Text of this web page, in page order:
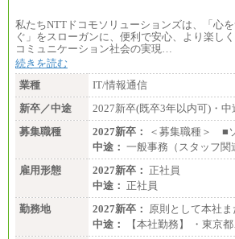
私たちNTTドコモソリューションズは、「心
ぐ」をスローガンに、便利で安心、より楽し
コミュニケーション社会の実現…
続きを読む
業種
IT/情報通信
新卒／中途
2027新卒(既卒3年以内可)・中
募集職種
2027新卒：
＜募集職種＞ ■
中途： 一般事務（スタッフ
雇用形態
2027新卒： 正社員
中途： 正社員
勤務地
2027新卒： 原則として本社
中途：
【本社勤務】 ・東京